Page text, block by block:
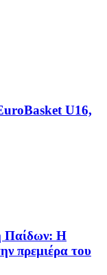
U16,
Παίδων: Η
πρεμιέρα του